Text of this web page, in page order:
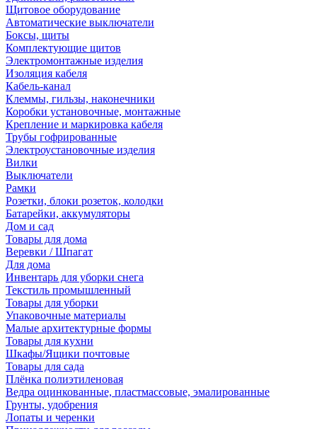
Щитовое оборудование
Автоматические выключатели
Боксы, щиты
Комплектующие щитов
Электромонтажные изделия
Изоляция кабеля
Кабель-канал
Клеммы, гильзы, наконечники
Коробки установочные, монтажные
Крепление и маркировка кабеля
Трубы гофрированные
Электроустановочные изделия
Вилки
Выключатели
Рамки
Розетки, блоки розеток, колодки
Батарейки, аккумуляторы
Дом и сад
Товары для дома
Веревки / Шпагат
Для дома
Инвентарь для уборки снега
Текстиль промышленный
Товары для уборки
Упаковочные материалы
Малые архитектурные формы
Товары для кухни
Шкафы/Ящики почтовые
Товары для сада
Плёнка полиэтиленовая
Ведра оцинкованные, пластмассовые, эмалированные
Грунты, удобрения
Лопаты и черенки